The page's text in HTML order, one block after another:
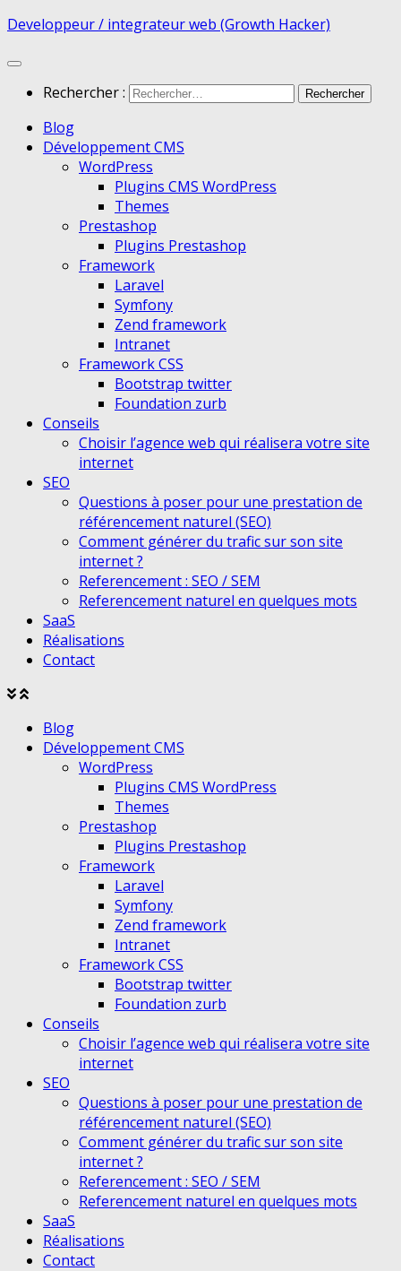
Developpeur / integrateur web (Growth Hacker)
Rechercher :
Blog
Développement CMS
WordPress
Plugins CMS WordPress
Themes
Prestashop
Plugins Prestashop
Framework
Laravel
Symfony
Zend framework
Intranet
Framework CSS
Bootstrap twitter
Foundation zurb
Conseils
Choisir l’agence web qui réalisera votre site
internet
SEO
Questions à poser pour une prestation de
référencement naturel (SEO)
Comment générer du trafic sur son site
internet ?
Referencement : SEO / SEM
Referencement naturel en quelques mots
SaaS
Réalisations
Contact
Agrandir
menu
Réduire
menu
Blog
Développement CMS
WordPress
Plugins CMS WordPress
Themes
Prestashop
Plugins Prestashop
Framework
Laravel
Symfony
Zend framework
Intranet
Framework CSS
Bootstrap twitter
Foundation zurb
Conseils
Choisir l’agence web qui réalisera votre site
internet
SEO
Questions à poser pour une prestation de
référencement naturel (SEO)
Comment générer du trafic sur son site
internet ?
Referencement : SEO / SEM
Referencement naturel en quelques mots
SaaS
Réalisations
Contact